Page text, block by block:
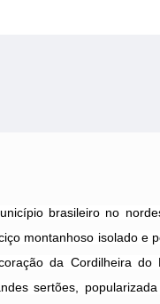
brasileiro no
montanhoso isolado e
da Cordilheira do
sertões,